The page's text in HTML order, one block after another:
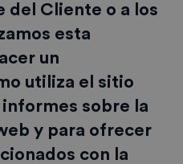
del Cliente o a los
esta
un
utiliza el sitio
sobre la
y para ofrecer
con la